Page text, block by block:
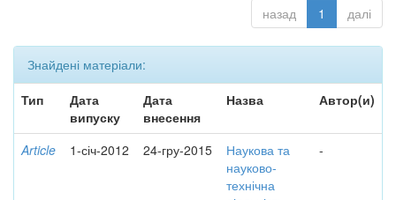
назад 1 далі
Знайдені матеріали:
Тип
Дата
випуску
Дата
внесення
Назва Автор(и)
Article 1-січ-2012 24-гру-2015
Наукова та
науково-
технічна
-